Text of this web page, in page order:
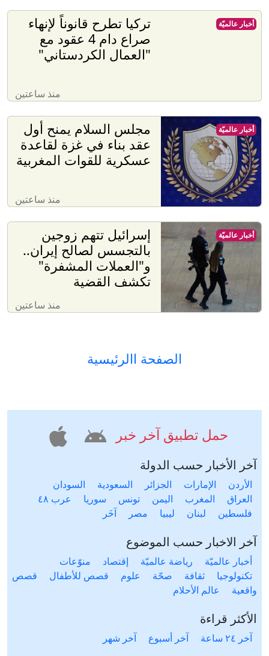
تركيا تطرح قانوناً لإنهاء
صراع دام 4 عقود مع
"العمال الكردستاني"
منذ ساعتين
أخبار عالميّة
مجلس السلام يمنح أول
عقد بناء في غزة لقاعدة
عسكرية للقوات المغربية
منذ ساعتين
أخبار عالميّة
إسرائيل تتهم زوجين
بالتجسس لصالح إيران..
و"العملات المشفرة"
تكشف القضية
منذ ساعتين
أخبار عالميّة
الصفحة االرئيسية
حمل تطبيق آخر خبر
آخر الأخبار حسب الدولة
الأردن الإمارات الجزائر السعودية
السودان
العراق
المغرب اليمن تونس سوريا
عرب ٤٨
فلسطين
لبنان ليبيا مصر آخَر
آخر الاخبار حسب الموضوع
أخبار عالميّة رياضة عالميّة إقتصاد
منوّعات
تكنولوجيا
ثقافة صحّة علوم قصص للأطفال
قصص
واقعية
عالم الأحلام
الأكثر قراءة
آخر ٢٤ ساعة آخر أسبوع آخر شهر